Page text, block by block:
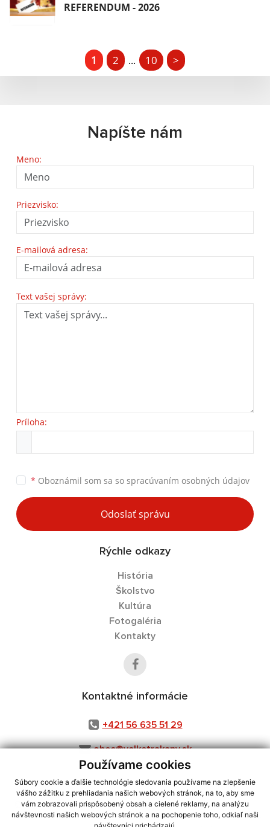
Používame cookies
Súbory cookie a ďalšie technológie sledovania používame na zlepšenie
vášho zážitku z prehliadania našich webových stránok, na to, aby sme
vám zobrazovali prispôsobený obsah a cielené reklamy, na analýzu
návštevnosti našich webových stránok a na pochopenie toho, odkiaľ naši
REFERENDUM - 2026
1 2 ... 10 >
Napíšte nám
Meno:
Priezvisko:
E-mailová adresa:
Text vašej správy:
Príloha:
* Oboznámil som sa so spracúvaním osobných údajov
Odoslať správu
Rýchle odkazy
História
Školstvo
Kultúra
Fotogaléria
Kontakty
Kontaktné informácie
+421 56 635 51 29
obec@velketrakany.sk
využite možnosť získavania aktuálnych informácií s využitím RSS
CMS systém (redakčný) systém ECHELON 2,Mapa stránok,web portál